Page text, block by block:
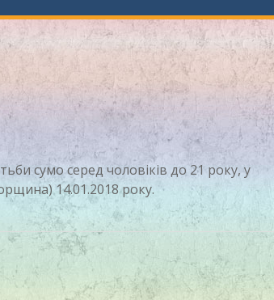
сумо серед чоловіків до 21 року, у
14.01.2018 року.